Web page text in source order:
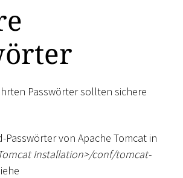
Passwörter sollten sichere
Passwörter von Apache Tomcat in
Installation>/conf/tomcat-